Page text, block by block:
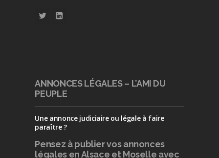
ANNONCES LÉGALES – L’AMI DU
PEUPLE
Une annonce judiciaire ou légale à faire
paraître ?
Pensez à publiervos annonces
légales en Alsace et Moselle avec